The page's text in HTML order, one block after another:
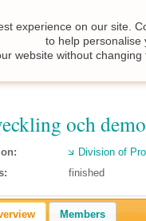
och
Division of
finished
Members
experience on our site.
to help personalise
website without